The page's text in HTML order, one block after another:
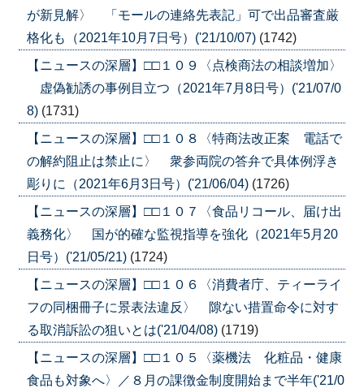
が新見解〉 「モールの連絡先表記」可で出品審査厳
格化も（2021年10月7日号）('21/10/07) (1742)
【ニュースの深層】□□１０９〈点検商法の相談増加〉
虚偽勧誘の事例目立つ（2021年7月8日号）('21/07/0
8) (1731)
【ニュースの深層】□□１０８〈特商法改正案 電話で
の解約阻止は禁止に〉 衆参両院の答弁で具体例浮き
彫りに（2021年6月3日号）('21/06/04) (1726)
【ニュースの深層】□□１０７〈食品リコール、届け出
義務化〉 国が的確な監視指導を強化（2021年5月20
日号）('21/05/21) (1724)
【ニュースの深層】□□１０６〈消費者庁、ティーライ
フの同梱冊子に景表法違反〉 隙ない措置命令に対す
る取消訴訟の狙いとは('21/04/08) (1719)
【ニュースの深層】□□１０５〈薬機法 化粧品・健康
食品も対象へ〉／８月の課徴金制度開始まで半年('21/0